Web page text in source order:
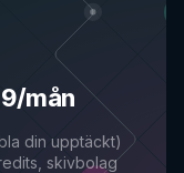
mån
din upptäckt)
skivbolag